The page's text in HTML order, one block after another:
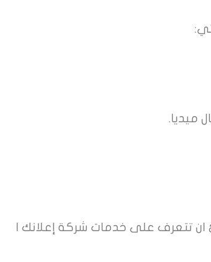
ميديا.
تتعرف على خدمات شركة إعلانك |